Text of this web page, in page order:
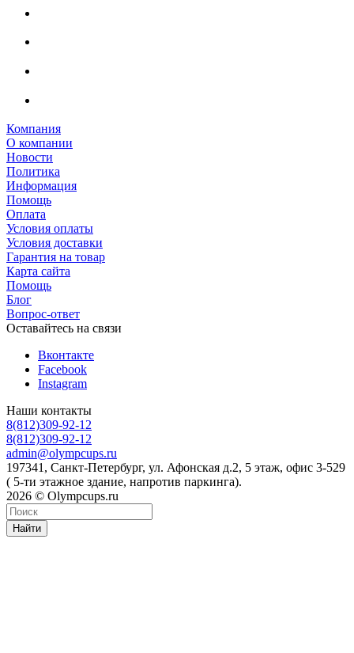
Компания
О компании
Новости
Политика
Информация
Помощь
Оплата
Условия оплаты
Условия доставки
Гарантия на товар
Карта сайта
Помощь
Блог
Вопрос-ответ
Оставайтесь на связи
Вконтакте
Facebook
Instagram
Наши контакты
8(812)309-92-12
8(812)309-92-12
admin@olympcups.ru
197341, Санкт-Петербург, ул. Афонская д.2, 5 этаж, офис 3-529
( 5-ти этажное здание, напротив паркинга).
2026 © Olympcups.ru
Найти